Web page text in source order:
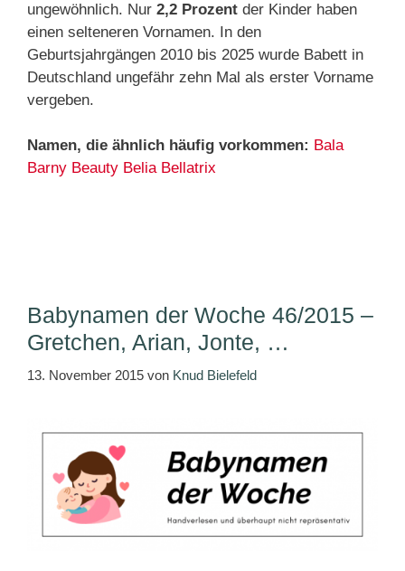
ungewöhnlich. Nur 2,2 Prozent der Kinder haben
einen selteneren Vornamen. In den
Geburtsjahrgängen 2010 bis 2025 wurde Babett in
Deutschland ungefähr zehn Mal als erster Vorname
vergeben.
Namen, die ähnlich häufig vorkommen: Bala
Barny Beauty Belia Bellatrix
Babynamen der Woche 46/2015 –
Gretchen, Arian, Jonte, …
13. November 2015 von Knud Bielefeld